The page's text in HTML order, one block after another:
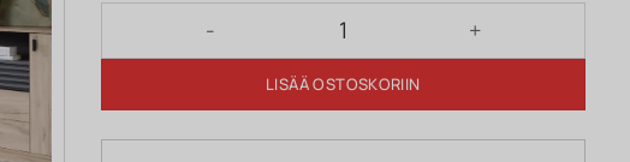
Seinähylly ALICE 11 tammi/antrasiitti määrä
LISÄÄ OSTOSKORIIN